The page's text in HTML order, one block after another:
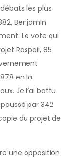
les plus
Benjamin
Le vote qui
Raspail, 85
en la
Je l’ai battu
par 342
du projet de
une opposition